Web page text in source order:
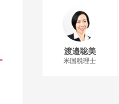
渡邉聡美
米国税理士